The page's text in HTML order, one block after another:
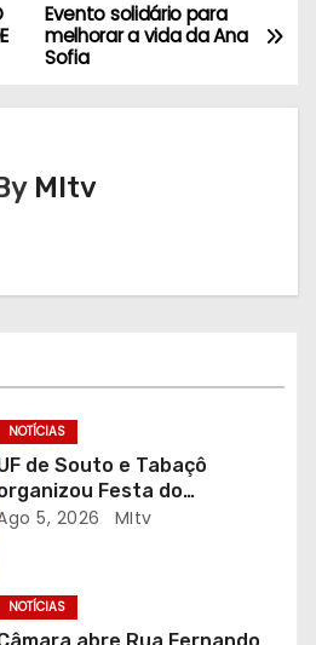
Evento solidário para
melhorar a vida da Ana
Sofia
MItv
NOTÍCIAS
de Souto e Tabaçô
Festa do
5, 2026 MItv
NOTÍCIAS